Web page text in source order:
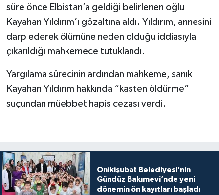
süre önce Elbistan’a geldiği belirlenen oğlu
Kayahan Yıldırım’ı gözaltına aldı. Yıldırım, annesini
darp ederek ölümüne neden olduğu iddiasıyla
çıkarıldığı mahkemece tutuklandı.
Yargılama sürecinin ardından mahkeme, sanık
Kayahan Yıldırım hakkında “kasten öldürme”
suçundan müebbet hapis cezası verdi.
Onikişubat Belediyesi’nin
Gündüz Bakımevi’nde yeni
dönemin ön kayıtları başladı